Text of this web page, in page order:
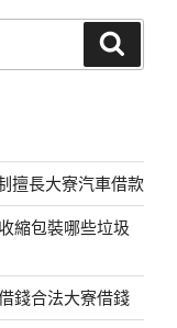
擅長大寮汽車借款
縮包裝哪些垃圾
錢合法大寮借錢